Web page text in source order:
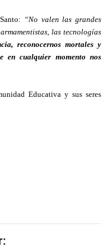
“No valen las grandes
las tecnologías
reconocernos mortales y
en cualquier momento nos
Educativa y sus seres